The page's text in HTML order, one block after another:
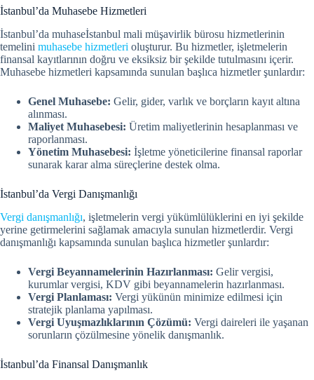
İstanbul’da Muhasebe Hizmetleri
İstanbul’da muhaseİstanbul mali müşavirlik bürosu hizmetlerinin
temelini muhasebe hizmetleri oluşturur. Bu hizmetler, işletmelerin
finansal kayıtlarının doğru ve eksiksiz bir şekilde tutulmasını içerir.
Muhasebe hizmetleri kapsamında sunulan başlıca hizmetler şunlardır:
Genel Muhasebe: Gelir, gider, varlık ve borçların kayıt altına
alınması.
Maliyet Muhasebesi: Üretim maliyetlerinin hesaplanması ve
raporlanması.
Yönetim Muhasebesi: İşletme yöneticilerine finansal raporlar
sunarak karar alma süreçlerine destek olma.
İstanbul’da Vergi Danışmanlığı
Vergi danışmanlığı, işletmelerin vergi yükümlülüklerini en iyi şekilde
yerine getirmelerini sağlamak amacıyla sunulan hizmetlerdir. Vergi
danışmanlığı kapsamında sunulan başlıca hizmetler şunlardır:
Vergi Beyannamelerinin Hazırlanması: Gelir vergisi,
kurumlar vergisi, KDV gibi beyannamelerin hazırlanması.
Vergi Planlaması: Vergi yükünün minimize edilmesi için
stratejik planlama yapılması.
Vergi Uyuşmazlıklarının Çözümü: Vergi daireleri ile yaşanan
sorunların çözülmesine yönelik danışmanlık.
İstanbul’da Finansal Danışmanlık